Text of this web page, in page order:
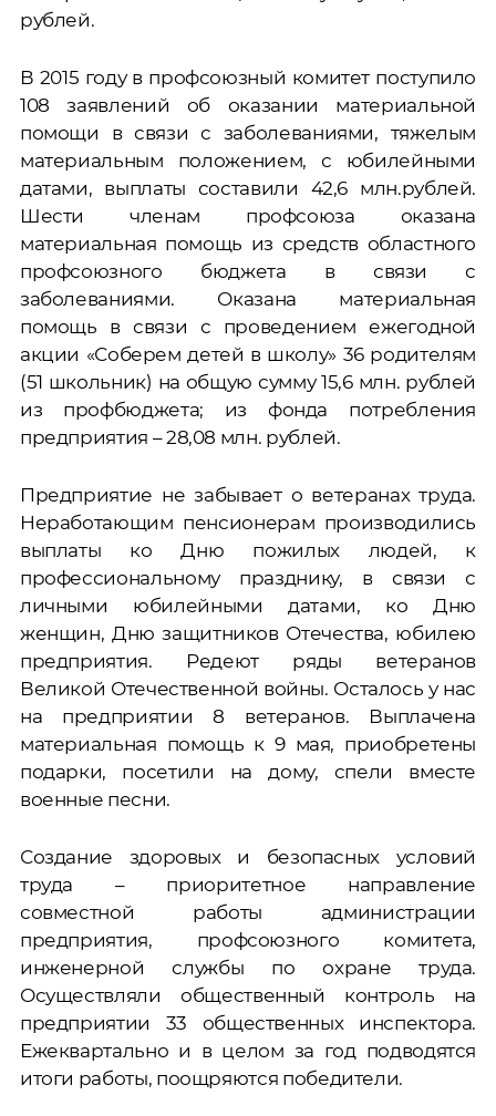
рублей.
В 2015 году в профсоюзный комитет поступило
108 заявлений об оказании материальной
помощи в связи с заболеваниями, тяжелым
материальным положением, с юбилейными
датами, выплаты составили 42,6 млн.рублей.
Шести членам профсоюза оказана
материальная помощь из средств областного
профсоюзного бюджета в связи с
заболеваниями. Оказана материальная
помощь в связи с проведением ежегодной
акции «Соберем детей в школу» 36 родителям
(51 школьник) на общую сумму 15,6 млн. рублей
из профбюджета; из фонда потребления
предприятия – 28,08 млн. рублей.
Предприятие не забывает о ветеранах труда.
Неработающим пенсионерам производились
выплаты ко Дню пожилых людей, к
профессиональному празднику, в связи с
личными юбилейными датами, ко Дню
женщин, Дню защитников Отечества, юбилею
предприятия. Редеют ряды ветеранов
Великой Отечественной войны. Осталось у нас
на предприятии 8 ветеранов. Выплачена
материальная помощь к 9 мая, приобретены
подарки, посетили на дому, спели вместе
военные песни.
Создание здоровых и безопасных условий
труда – приоритетное направление
совместной работы администрации
предприятия, профсоюзного комитета,
инженерной службы по охране труда.
Осуществляли общественный контроль на
предприятии 33 общественных инспектора.
Ежеквартально и в целом за год подводятся
итоги работы, поощряются победители.